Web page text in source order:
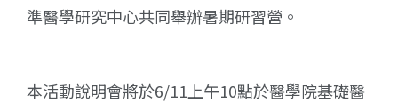
準醫學研究中心共同舉辦暑期研習營。
本活動說明會將於6/11上午10點於醫學院基礎醫